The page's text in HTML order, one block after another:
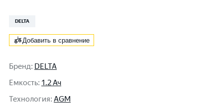
DELTA
Добавить в сравнение
Бренд: DELTA
Емкость: 1.2 Ач
Технология: AGM